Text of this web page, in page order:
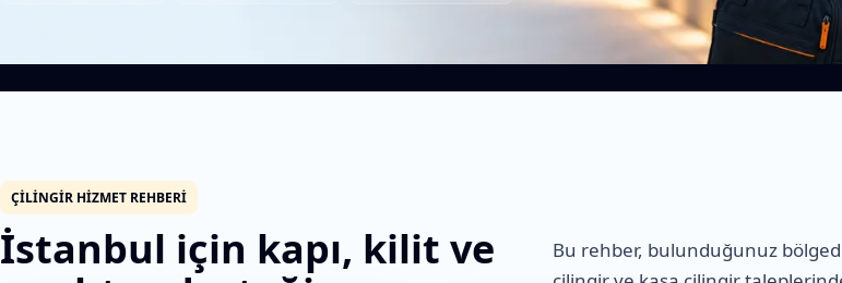
ÇILINGIR HIZMET REHBERI
İstanbul için kapı, kilit ve
Bu rehber, bulunduğunuz